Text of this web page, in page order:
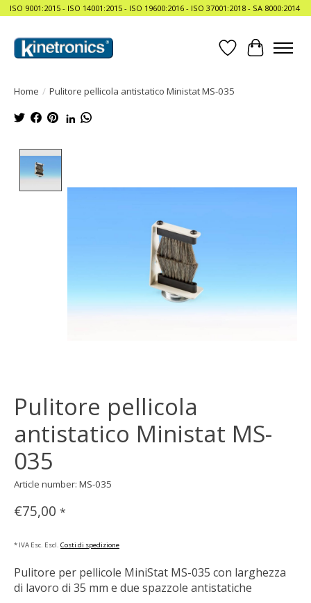
ISO 9001:2015 - ISO 14001:2015 - ISO 19600:2016 - ISO 37001:2018 - SA 8000:2014
Lista deiCarrello
Home / Pulitore pellicola antistatico Ministat MS-035
Pulitore pellicola
antistatico Ministat MS-
035
Article number: MS-035
€75,00 *
* IVA Esc. Escl. Costi di spedizione
Pulitore per pellicole MiniStat MS-035 con larghezza
di lavoro di 35 mm e due spazzole antistatiche